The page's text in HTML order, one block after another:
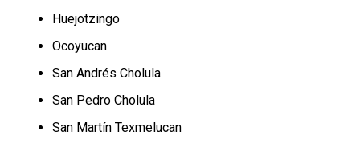
Huejotzingo
Ocoyucan
San Andrés Cholula
San Pedro Cholula
San Martín Texmelucan